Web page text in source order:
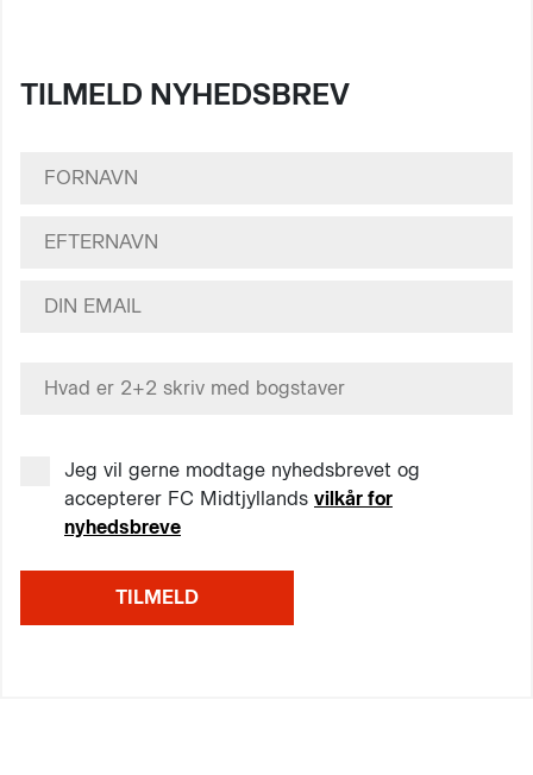
TILMELD NYHEDSBREV
Jeg vil gerne modtage nyhedsbrevet og
accepterer FC Midtjyllands vilkår for
nyhedsbreve